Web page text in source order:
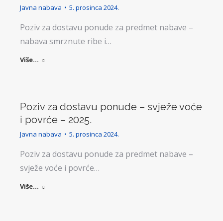
Javna nabava 5. prosinca 2024.
Poziv za dostavu ponude za predmet nabave –
nabava smrznute ribe i…
Više...
Poziv za dostavu ponude – svježe voće
i povrće – 2025.
Javna nabava 5. prosinca 2024.
Poziv za dostavu ponude za predmet nabave –
svježe voće i povrće…
Više...